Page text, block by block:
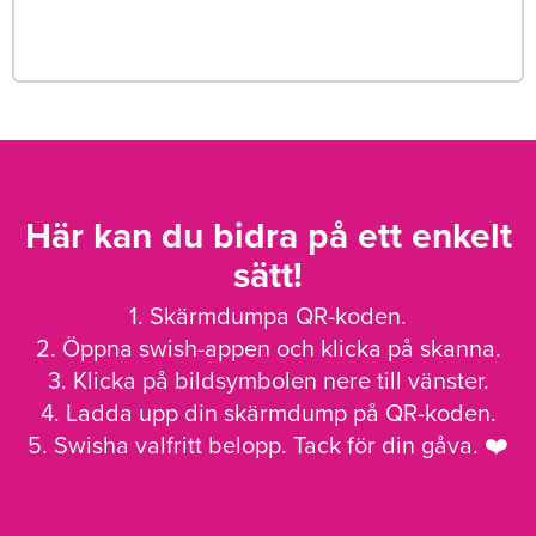
Här kan du bidra på ett enkelt
sätt!
1. Skärmdumpa QR-koden.
2. Öppna swish-appen och klicka på skanna.
3. Klicka på bildsymbolen nere till vänster.
4. Ladda upp din skärmdump på QR-koden.
5. Swisha valfritt belopp. Tack för din gåva. ❤️